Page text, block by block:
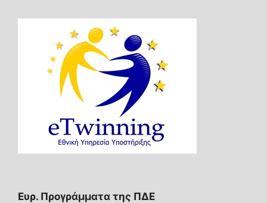
Ευρ. Προγράμματα της ΠΔΕ